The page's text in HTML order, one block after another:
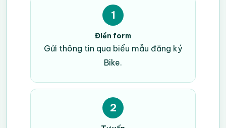
1
Điền form
Gửi thông tin qua biểu mẫu đăng ký
Bike.
2